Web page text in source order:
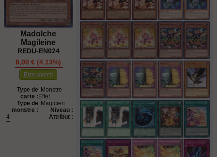
Madolche
Magileine
REDU-EN024
8,00 € (4.13%)
STOCK ÉPUISÉ
Etre averti
Type de
carte :
Monstre
Effet
Type de
monstre :
Magicien
Niveau :
4
Attribut :
Terre